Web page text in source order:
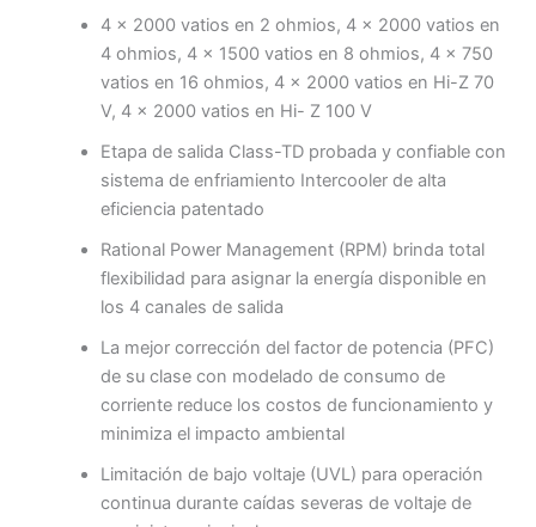
4 x 2000 vatios en 2 ohmios, 4 x 2000 vatios en
4 ohmios, 4 x 1500 vatios en 8 ohmios, 4 x 750
vatios en 16 ohmios, 4 x 2000 vatios en Hi-Z 70
V, 4 x 2000 vatios en Hi- Z 100 V
Etapa de salida Class-TD probada y confiable con
sistema de enfriamiento Intercooler de alta
eficiencia patentado
Rational Power Management (RPM) brinda total
flexibilidad para asignar la energía disponible en
los 4 canales de salida
La mejor corrección del factor de potencia (PFC)
de su clase con modelado de consumo de
corriente reduce los costos de funcionamiento y
minimiza el impacto ambiental
Limitación de bajo voltaje (UVL) para operación
continua durante caídas severas de voltaje de